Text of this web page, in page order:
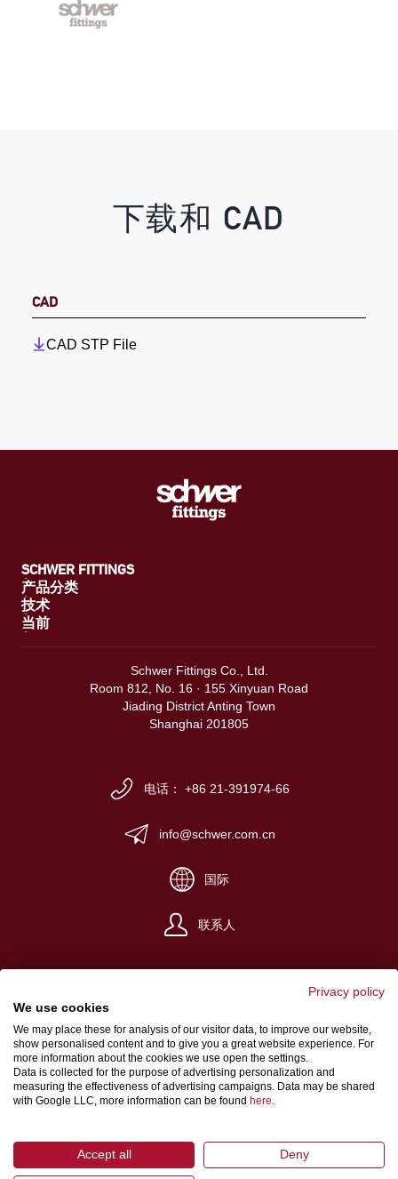
下载和 CAD
CAD
CAD STP File
SCHWER FITTINGS
产品分类
技术
当前
Schwer Fittings Co., Ltd.
Room 812, No. 16 · 155 Xinyuan Road
Jiading District Anting Town
Shanghai 201805
电话： +86 21-391974-66
info@schwer.com.cn
国际
联系人
说明
用户协议
数据保护
Privacy policy
We use cookies
We may place these for analysis of our visitor data, to improve our website,
show personalised content and to give you a great website experience. For
more information about the cookies we use open the settings.
Data is collected for the purpose of advertising personalization and
measuring the effectiveness of advertising campaigns. Data may be shared
with Google LLC, more information can be found here.
Accept all Deny